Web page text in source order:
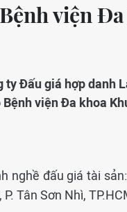
viện
ty Đấu giá hợp danh
viện Đa khoa
nghề đấu giá tài
P. Tân Sơn Nhì,